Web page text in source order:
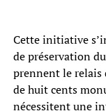
Cette initiative
de préservation
prennent le relais
de huit cents
nécessitent une